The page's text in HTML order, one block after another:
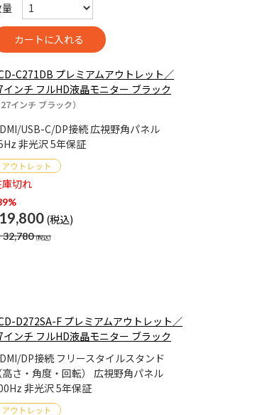
C271DB プレミアムアウトレット／
インチ フルHD液晶モニター ブラック
27インチ ブラック）
USB-C/DP接続 広視野角パネル
非光沢 5年保証
切れ
19,800
32,780
D272SA-F プレミアムアウトレット／
インチ フルHD液晶モニター ブラック
DP接続 フリースタイルスタンド
（高さ・角度・回転） 広視野角パネル
非光沢 5年保証